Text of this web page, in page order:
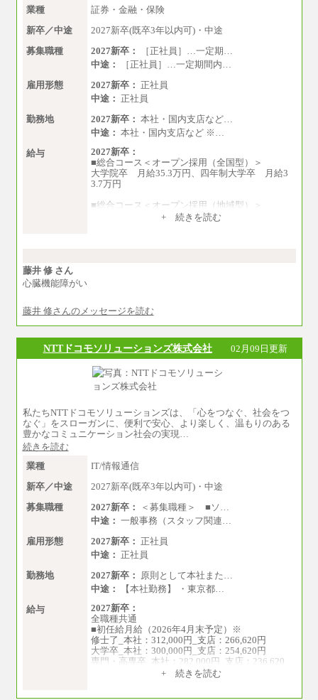
業種
証券・金融・保険
新卒／中途
2027新卒(既卒3年以内可)・中途
募集職種
2027新卒：
［正社員］…一定期…
中途：
［正社員］…一定期間内…
雇用形態
2027新卒： 正社員
中途： 正社員
勤務地
2027新卒： 本社・国内支店など…
中途： 本社・国内支店など ※…
給与
2027新卒：
■総合コース＜オープン採用（全国型）＞
大学院卒 月給35.3万円、四年制大学卒 月給3
3.7万円
■総合コース＜オープン採用（地域型）＞
大学院卒 月給33.3万円、四年制大学卒 月給3
※上記全てのコースにおいて、退職金前払給：
※試用期間中も給与に変更はございません
中途：
■総合コース＜オープン採用（全国型）＞
大学院卒 月給35.3万円、四年制大学卒 月給3
3.7万円
■総合コース＜オープン採用（地域型）＞
大学院卒 月給33.3万円、四年制大学卒 月給3
1.7万円
四年制大学・大学院卒 月給26.8万円
短大・専門卒 月給24.0万円
※上記全てのコースにおいて、退職金前払給：
一律3.7万円を含む
※試用期間中も給与に変更はございません
上記の新卒給与を下限に、これまでの経験・ス
キルを考慮し、当社規定に従って決定いたしま
+ 続きを読む
藤井 修 さん
心臓機能障がい
藤井 修さんのメッセージを読む
NTTドコモソリューションズ株式会社 02月09日更新
私たちNTTドコモソリューションズは、「心をつなぐ、社会をつ
なぐ」をスローガンに、便利で安心、より楽しく、温もりのある
豊かなコミュニケーション社会の実現…
続きを読む
業種
IT/情報通信
新卒／中途
2027新卒(既卒3年以内可)・中途
募集職種
2027新卒：
＜募集職種＞ ■ソ…
中途： 一般事務（スタッフ関連…
雇用形態
2027新卒： 正社員
中途： 正社員
勤務地
2027新卒：
原則として本社また…
中途：
【本社勤務】 ・東京都…
給与
2027新卒：
全職種共通
■初任給月給（2026年4月末予定）※
修士了_本社：312,000円_支店：266,620円
大学卒_本社：300,000円_支店：254,620円
専門・高専卒_本社：282,000円_支店：236,620
+ 続きを読む